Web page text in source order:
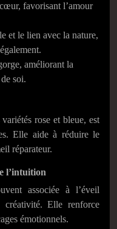
favorisant l’amour
et le lien avec la nature,
améliorant la
soi.
rose et bleue, est
Elle aide à réduire le
réparateur.
l’intuition
associée à l’éveil
Elle renforce
émotionnels.